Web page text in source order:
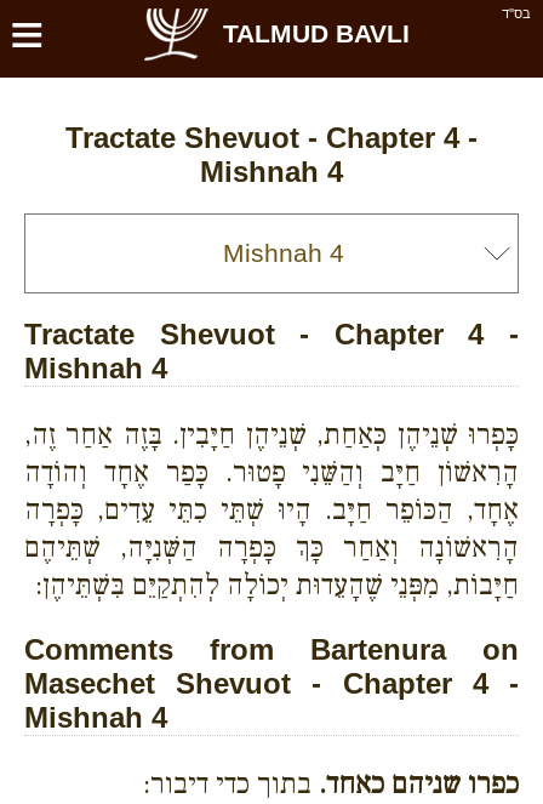
בס''ד ≡ TALMUD BAVLI
Tractate Shevuot - Chapter 4 -
Mishnah 4
Tractate Shevuot - Chapter 4 -
Mishnah 4
כָּפְרוּ שְׁנֵיהֶן כְּאַחַת, שְׁנֵיהֶן חַיָּבִין. בָּזֶה אַחַר זֶה,
הָרִאשׁוֹן חַיָּב וְהַשֵּׁנִי פָטוּר. כָּפַר אֶחָד וְהוֹדָה
אֶחָד, הַכּוֹפֵר חַיָּב. הָיוּ שְׁתֵּי כִתֵּי עֵדִים, כָּפְרָה
הָרִאשׁוֹנָה וְאַחַר כָּךְ כָּפְרָה הַשְּׁנִיָּה, שְׁתֵּיהֶם
חַיָּבוֹת, מִפְּנֵי שֶׁהָעֵדוּת יְכוֹלָה לְהִתְקַיֵּם בִּשְׁתֵּיהֶן:
Comments from Bartenura on
Masechet Shevuot - Chapter 4 -
Mishnah 4
כפרו שניהם כאחד. בתוך כדי דיבור: